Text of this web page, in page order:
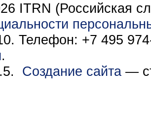
ITRN (Российская
Телефон: +7 495
.
Создание сайта —